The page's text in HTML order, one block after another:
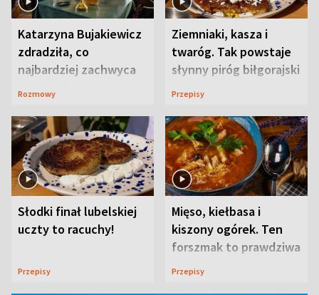
Katarzyna Bujakiewicz
zdradziła, co
najbardziej zachwyca
ją w Lublinie
Rozmowy
Ziemniaki, kasza i
twaróg. Tak powstaje
słynny piróg biłgorajski
Przepisy
Słodki finał lubelskiej
uczty to racuchy!
Przepisy
Mięso, kiełbasa i
kiszony ogórek. Ten
forszmak to prawdziwa
uczta
Przepisy